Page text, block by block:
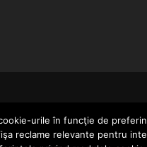
HOME
urile în funcţie de
reclame relevante pentru